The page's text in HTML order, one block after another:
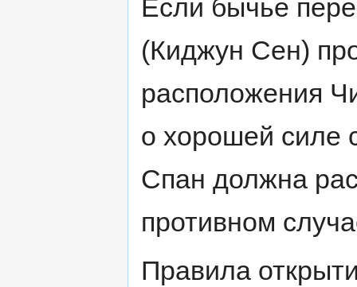
Если бычье
(Киджун Сен)
расположения
о хорошей силе
Спан должна
противном
Правила